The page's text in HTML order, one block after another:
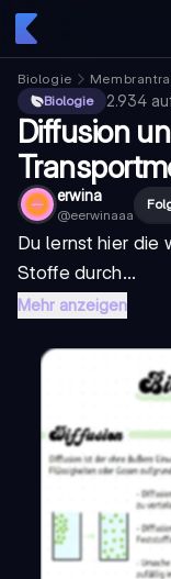
Biologie
Biologie
2.934
Diffusion
erwina
@eerwinaaa
Du lernst hier die
Stoffe durch...
Mehr anzeigen